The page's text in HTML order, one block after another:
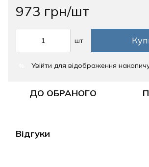
973 грн/шт
шт
Увійти для відображення
ДО ОБРАНОГО
Відгуки